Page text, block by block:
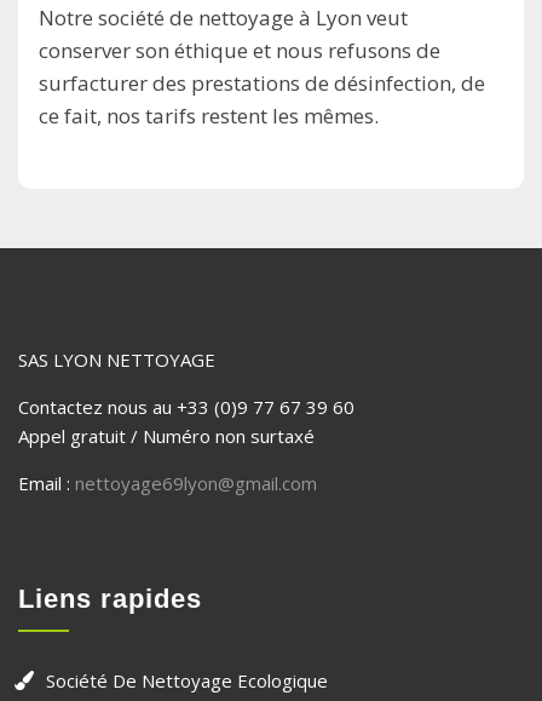
Notre société de nettoyage à Lyon veut
conserver son éthique et nous refusons de
surfacturer des prestations de désinfection, de
ce fait, nos tarifs restent les mêmes.
SAS LYON NETTOYAGE
Contactez nous au +33 (0)9 77 67 39 60
Appel gratuit / Numéro non surtaxé
Email : nettoyage69lyon@gmail.com
Liens rapides
Société De Nettoyage Ecologique